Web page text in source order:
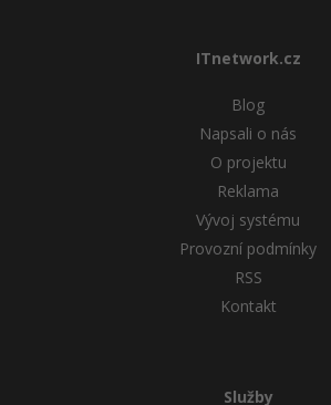
ITnetwork.cz
Blog
Napsali o nás
O projektu
Reklama
Vývoj systému
Provozní podmínky
RSS
Kontakt
Služby